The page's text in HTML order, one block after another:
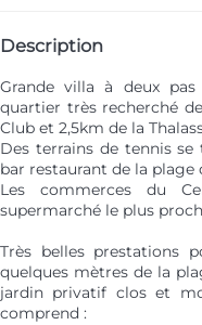
Description
Grande villa à deux
quartier très recherché
Club et 2,5km de la
Des terrains de tennis
bar restaurant de la plage
Les commerces du
supermarché le plus
Très belles prestations
quelques mètres de la
jardin privatif clos et
comprend :